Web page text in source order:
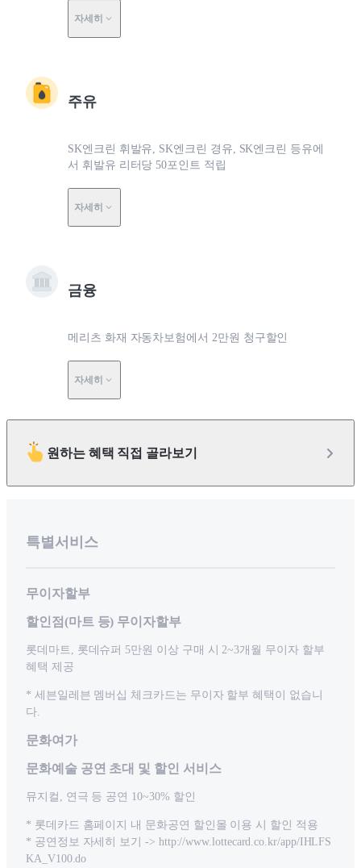
자세히
주유
SK엔크린 휘발유, SK엔크린 경유, SK엔크린 등유에
서 휘발유 리터당 50포인트 적립
자세히
금융
메리츠 화재 자동차보험에서 2만원 청구할인
자세히
원하는 혜택 직접 골라보기
특별서비스
무이자할부
할인점(마트 등) 무이자할부
롯데마트, 롯데슈퍼 5만원 이상 구매 시 2~3개월 무이자 할부
혜택 제공
* 세븐일레븐 멤버십 체크카드는 무이자 할부 혜택이 없습니
다.
문화여가
문화예술 공연 초대 및 할인 서비스
뮤지컬, 연극 등 공연 10~30% 할인
* 롯데카드 홈페이지 내 문화공연 할인몰 이용 시 할인 적용
* 공연정보 자세히 보기 -> http://www.lottecard.co.kr/app/IHLFS
KA_V100.do